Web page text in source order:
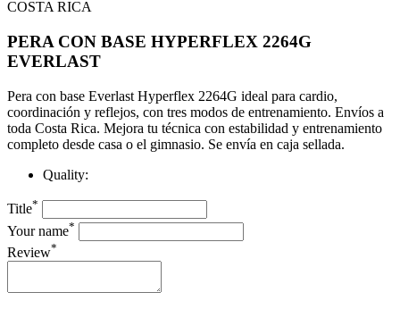
PERA CON BASE HYPERFLEX 2264G
EVERLAST
Pera con base Everlast Hyperflex 2264G ideal para cardio,
coordinación y reflejos, con tres modos de entrenamiento. Envíos a
toda Costa Rica. Mejora tu técnica con estabilidad y entrenamiento
completo desde casa o el gimnasio. Se envía en caja sellada.
Quality:
Title*
Your name*
Review*